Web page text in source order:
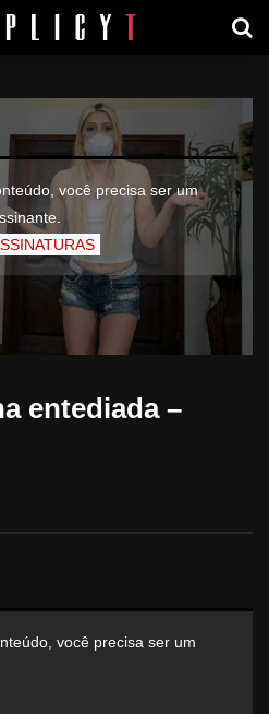
você precisa ser um
entediada –
você precisa ser um